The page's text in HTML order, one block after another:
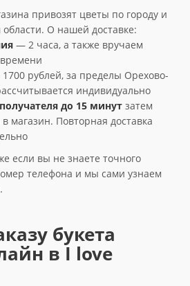
привозят цветы по городу и
О нашей доставке:
— 2 часа, а также вручаем
рублей, за пределы Орехово-
индивидуально
до 15 минут затем
магазин. Повторная доставка
если вы не знаете точного
телефона и мы сами узнаем
букета
в I love